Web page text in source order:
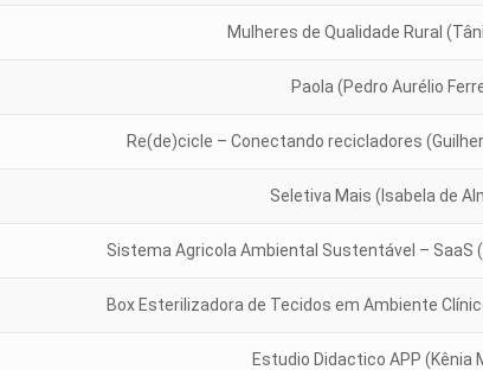
Mulheres de Qualidade Rural
Paola (Pedro Aurélio
Re(de)cicle – Conectando recicladores
Seletiva Mais (Isabela de
Sistema Agricola Ambiental Sustentável – SaaS
Box Esterilizadora de Tecidos em Ambiente
Estudio Didactico APP (Kênia